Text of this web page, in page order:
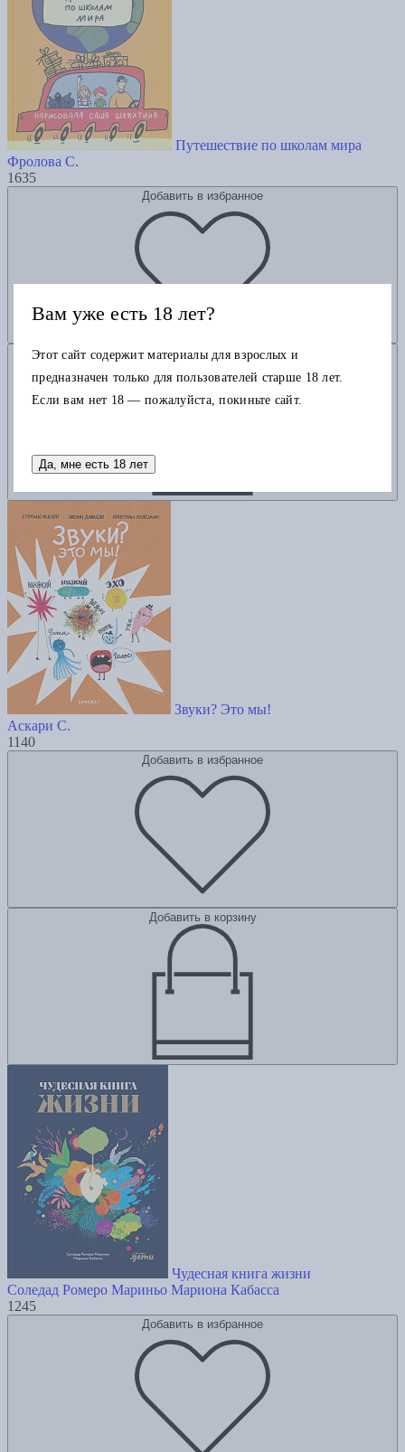
Путешествие по школам мира
Фролова С.
1635
Добавить в избранное
Добавить в корзину
Звуки? Это мы!
Аскари С.
1140
Добавить в избранное
Добавить в корзину
Чудесная книга жизни
Соледад Ромеро Мариньо Мариона Кабасса
1245
Добавить в избранное
Вам уже есть 18 лет?
Этот сайт содержит материалы для взрослых и
предназначен только для пользователей старше 18 лет.
Если вам нет 18 — пожалуйста, покиньте сайт.
Да, мне есть 18 лет